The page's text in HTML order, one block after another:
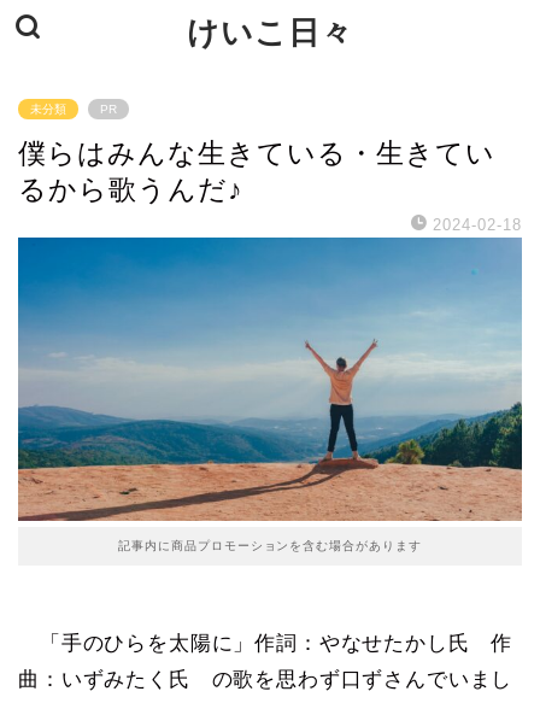
けいこ日々
未分類 PR
僕らはみんな生きている・生きてい
るから歌うんだ♪
2024-02-18
記事内に商品プロモーションを含む場合があります
「手のひらを太陽に」作詞：やなせたかし氏 作
曲：いずみたく氏 の歌を思わず口ずさんでいまし